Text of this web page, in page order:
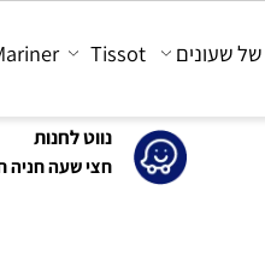
נווט לחנות
חצי שעה חניה חינם
Tissot
Mariner